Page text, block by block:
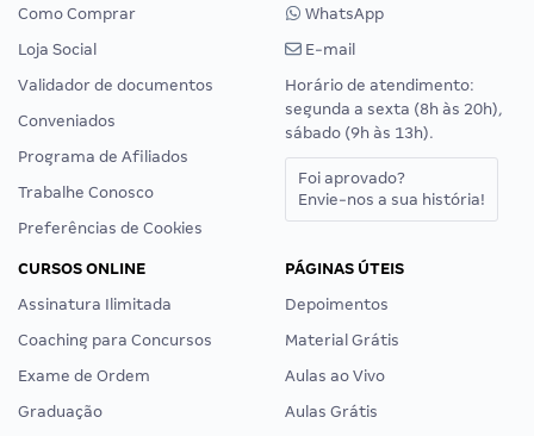
Como Comprar
Loja Social
Validador de documentos
Conveniados
Programa de Afiliados
Trabalhe Conosco
Preferências de Cookies
WhatsApp
E-mail
Horário de atendimento:
segunda a sexta (8h às 20h),
sábado (9h às 13h).
Foi aprovado?
Envie-nos a sua história!
CURSOS ONLINE
Assinatura Ilimitada
Coaching para Concursos
Exame de Ordem
Graduação
PÁGINAS ÚTEIS
Depoimentos
Material Grátis
Aulas ao Vivo
Aulas Grátis